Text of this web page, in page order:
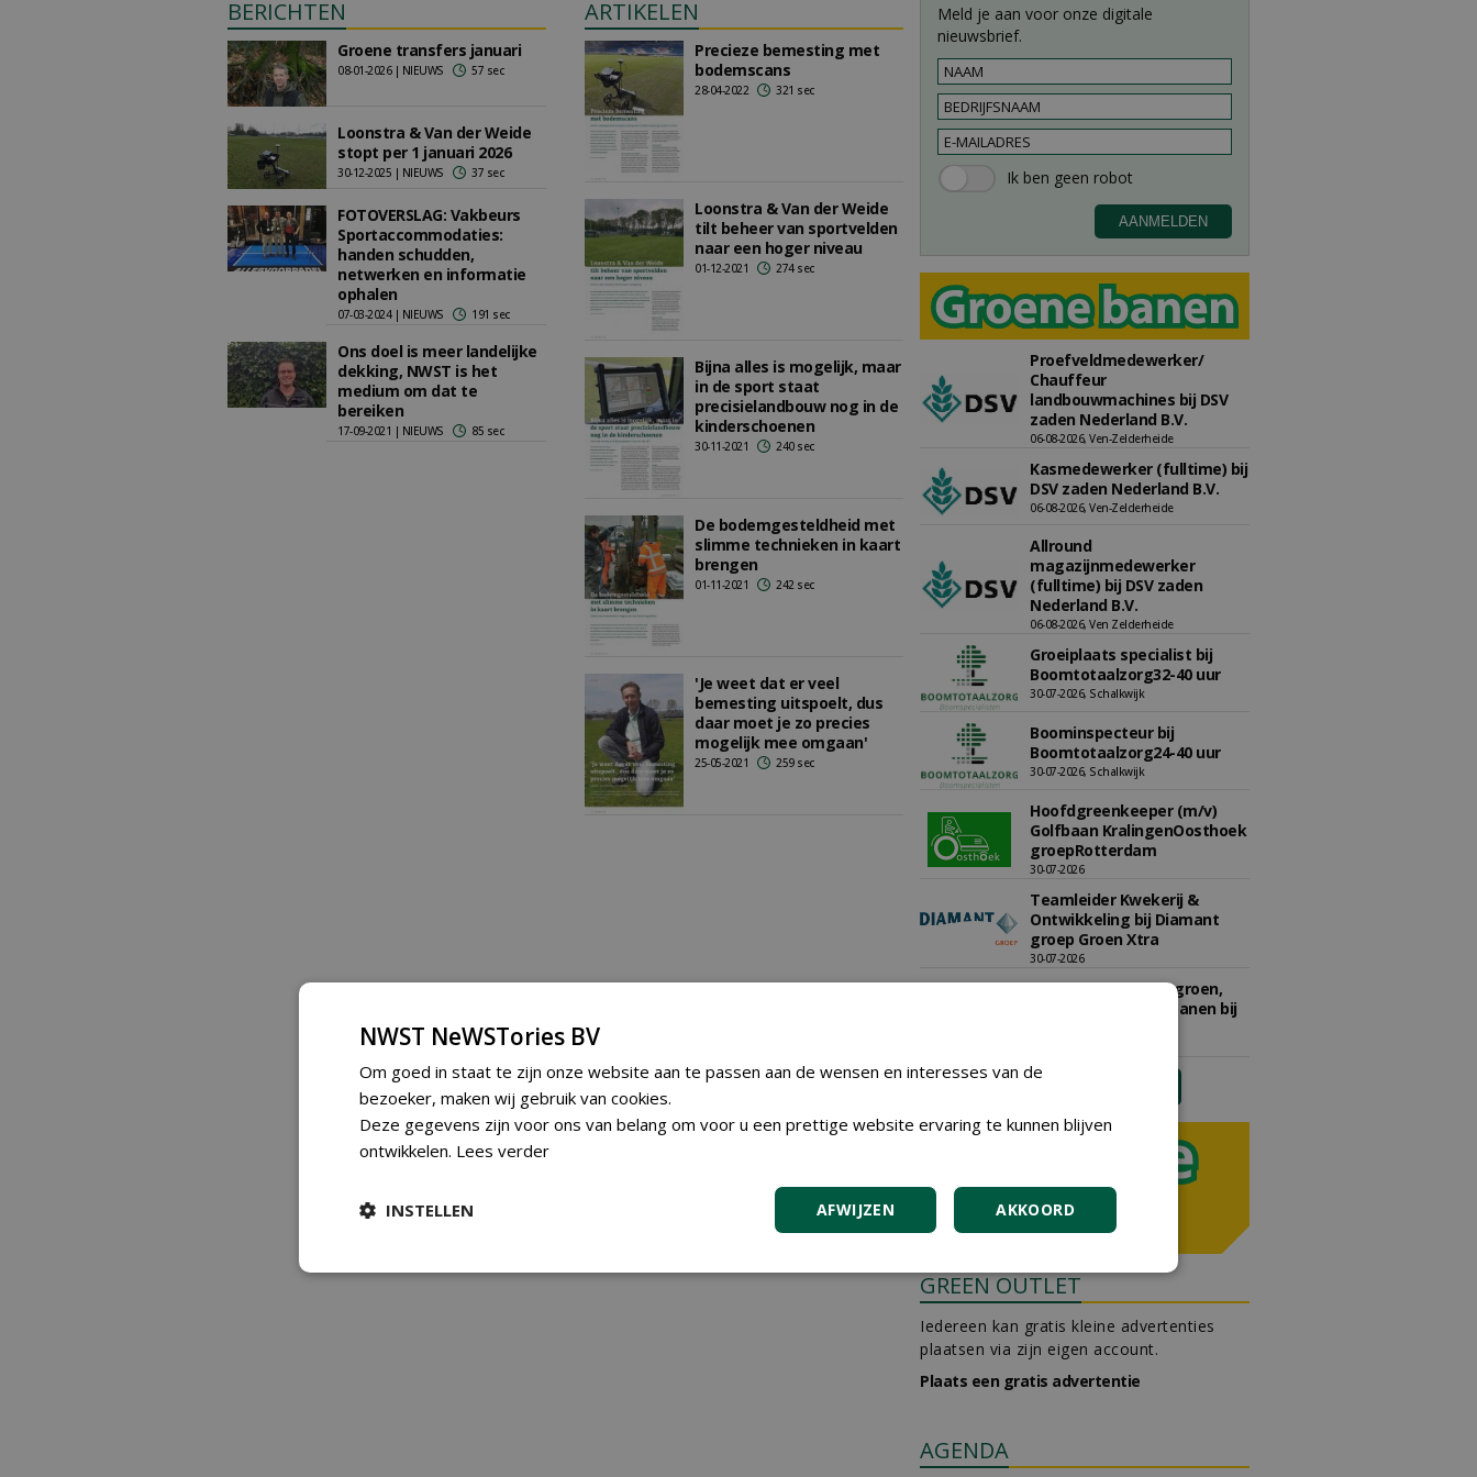
BERICHTEN
Groene transfers januari
08-01-2026 | NIEUWS 57 sec
Loonstra & Van der Weide
stopt per 1 januari 2026
30-12-2025 | NIEUWS 37 sec
FOTOVERSLAG: Vakbeurs
Sportaccommodaties:
handen schudden,
netwerken en informatie
ophalen
07-03-2024 | NIEUWS 191 sec
Ons doel is meer landelijke
dekking, NWST is het
medium om dat te
bereiken
17-09-2021 | NIEUWS 85 sec
ARTIKELEN
Precieze bemesting met
bodemscans
28-04-2022 321 sec
Loonstra & Van der Weide
tilt beheer van sportvelden
naar een hoger niveau
01-12-2021 274 sec
Bijna alles is mogelijk, maar
in de sport staat
precisielandbouw nog in de
kinderschoenen
30-11-2021 240 sec
De bodemgesteldheid met
slimme technieken in kaart
brengen
01-11-2021 242 sec
'Je weet dat er veel
bemesting uitspoelt, dus
daar moet je zo precies
mogelijk mee omgaan'
25-05-2021 259 sec
Meld je aan voor onze digitale
nieuwsbrief.
Proefveldmedewerker/
Chauffeur
landbouwmachines bij DSV
zaden Nederland B.V.
06-08-2026, Ven-Zelderheide
Kasmedewerker (fulltime) bij
DSV zaden Nederland B.V.
06-08-2026, Ven-Zelderheide
Allround
magazijnmedewerker
(fulltime) bij DSV zaden
Nederland B.V.
06-08-2026, Ven Zelderheide
Groeiplaats specialist bij
Boomtotaalzorg32-40 uur
30-07-2026, Schalkwijk
Boominspecteur bij
Boomtotaalzorg24-40 uur
30-07-2026, Schalkwijk
Hoofdgreenkeeper (m/v)
Golfbaan KralingenOosthoek
groepRotterdam
30-07-2026
Teamleider Kwekerij &
Ontwikkeling bij Diamant
groep Groen Xtra
30-07-2026
Adviseur openbaar groen,
sportvelden & golfbanen bij
GREEN OUTLET
Iedereen kan gratis kleine advertenties
plaatsen via zijn eigen account.
Plaats een gratis advertentie
AGENDA
NWST NeWSTories BV
Om goed in staat te zijn onze website aan te passen aan de wensen en interesses van de
bezoeker, maken wij gebruik van cookies.
Deze gegevens zijn voor ons van belang om voor u een prettige website ervaring te kunnen blijven
ontwikkelen. Lees verder
AKKOORD
AFWIJZEN
INSTELLEN